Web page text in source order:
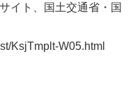
イト、国土交通省・国
KsjTmplt-W05.html